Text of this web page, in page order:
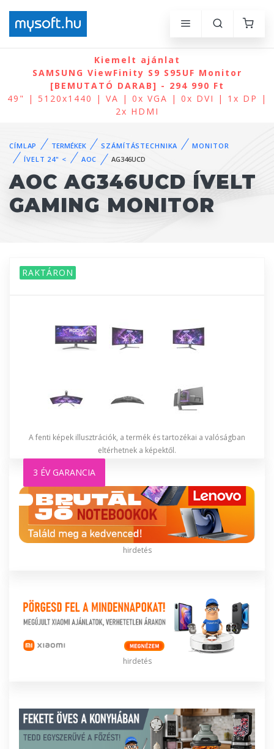
Kiemelt ajánlat
SAMSUNG ViewFinity S9 S95UF Monitor
[BEMUTATÓ DARAB] - 294 990 Ft
49" | 5120x1440 | VA | 0x VGA | 0x DVI | 1x DP |
2x HDMI
CÍMLAP TERMÉKEK SZÁMÍTÁSTECHNIKA
MONITOR
ÍVELT 24" <
AOC AG346UCD
AOC AG346UCD ÍVELT
GAMING MONITOR
RAKTÁRON
3 ÉV GARANCIA
A fenti képek illusztrációk, a termék és tartozékai a valóságban
eltérhetnek a képektől.
hirdetés
hirdetés